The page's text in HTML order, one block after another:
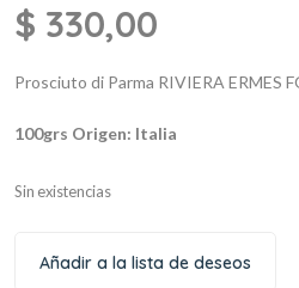
$ 330,00
Prosciuto di Parma RIVIERA ERMES
100grs Origen: Italia
Sin existencias
Añadir a la lista de deseos